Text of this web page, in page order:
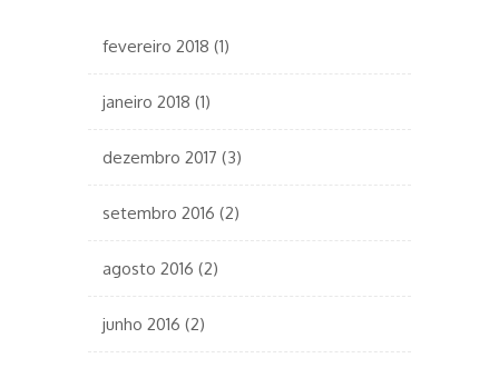
fevereiro 2018 (1)
janeiro 2018 (1)
dezembro 2017 (3)
setembro 2016 (2)
agosto 2016 (2)
junho 2016 (2)